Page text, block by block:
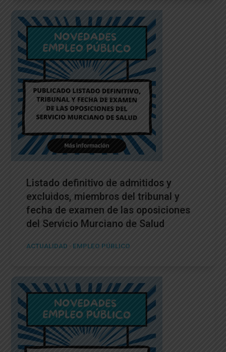
Listado definitivo de admitidos y
excluidos, miembros del tribunal y
fecha de examen de las oposiciones
del Servicio Murciano de Salud
ACTUALIDAD · EMPLEO PÚBLICO